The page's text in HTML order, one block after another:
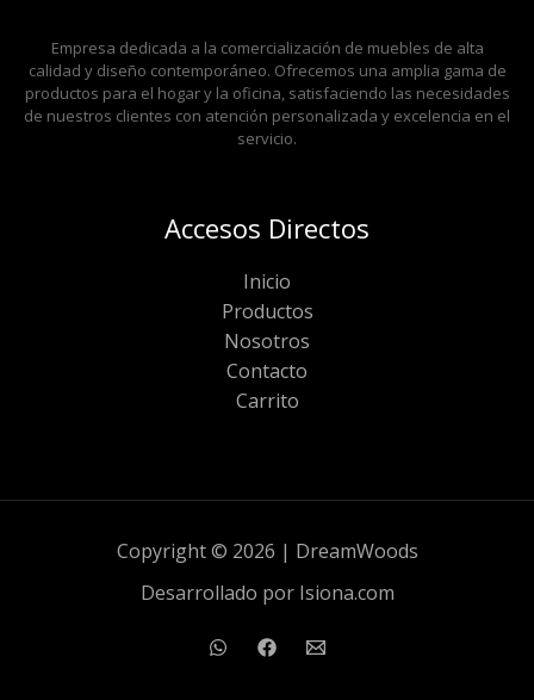
Empresa dedicada a la comercialización de muebles de alta
calidad y diseño contemporáneo. Ofrecemos una amplia gama de
productos para el hogar y la oficina, satisfaciendo las necesidades
de nuestros clientes con atención personalizada y excelencia en el
servicio.
Accesos Directos
Inicio
Productos
Nosotros
Contacto
Carrito
Copyright © 2026 | DreamWoods
Desarrollado por Isiona.com